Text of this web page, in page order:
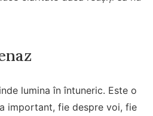
lumina în întuneric. Este o
important, fie despre voi, fie